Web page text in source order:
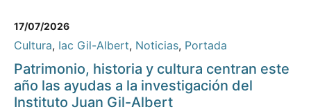
17/07/2026
Cultura, Iac Gil-Albert, Noticias, Portada
Patrimonio, historia y cultura centran este
año las ayudas a la investigación del
Instituto Juan Gil-Albert